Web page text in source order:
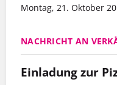
Montag, 21. Oktober
NACHRICHT AN
Einladung zur